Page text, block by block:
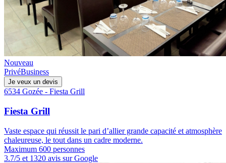
Nouveau
PrivéBusiness
Je veux un devis
6534 Gozée - Fiesta Grill
Fiesta Grill
Vaste espace qui réussit le pari d’allier grande capacité et atmosphère
chaleureuse, le tout dans un cadre moderne.
Maximum 600 personnes
3.7/5 et 1320 avis sur Google